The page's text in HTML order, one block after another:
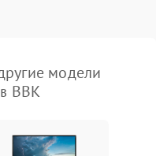
модели
BBK